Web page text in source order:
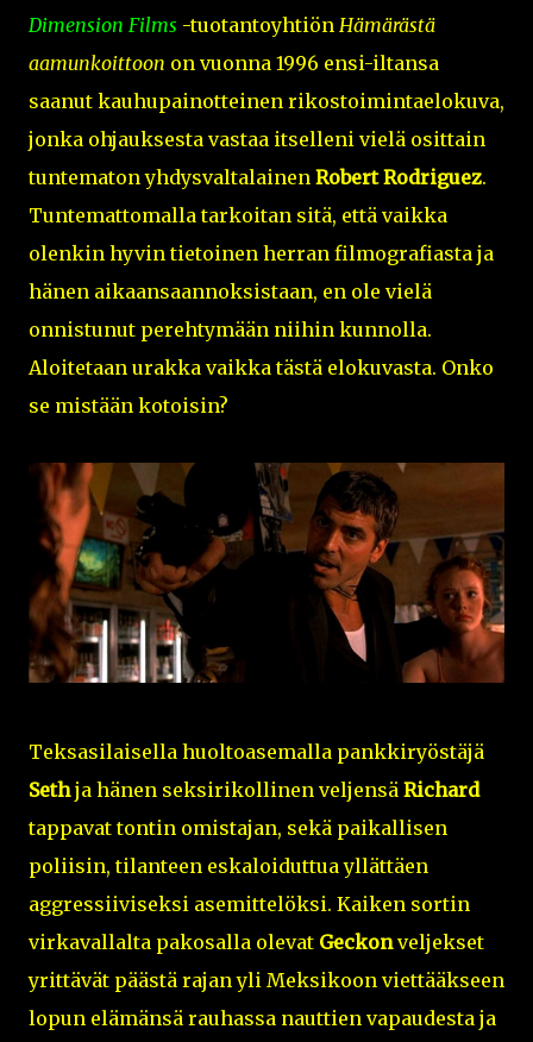
Dimension Films -tuotantoyhtiön Hämärästä
aamunkoittoon on vuonna 1996 ensi-iltansa
saanut kauhupainotteinen rikostoimintaelokuva,
jonka ohjauksesta vastaa itselleni vielä osittain
tuntematon yhdysvaltalainen Robert Rodriguez.
Tuntemattomalla tarkoitan sitä, että vaikka
olenkin hyvin tietoinen herran filmografiasta ja
hänen aikaansaannoksistaan, en ole vielä
onnistunut perehtymään niihin kunnolla.
Aloitetaan urakka vaikka tästä elokuvasta. Onko
se mistään kotoisin?
Teksasilaisella huoltoasemalla pankkiryöstäjä
Sethja hänen seksirikollinen veljensä Richard
tappavat tontin omistajan, sekä paikallisen
poliisin, tilanteen eskaloiduttua yllättäen
aggressiiviseksi asemittelöksi. Kaiken sortin
virkavallalta pakosalla olevat Geckonveljekset
yrittävät päästä rajan yli Meksikoon viettääkseen
lopun elämänsä rauhassa nauttien vapaudesta ja